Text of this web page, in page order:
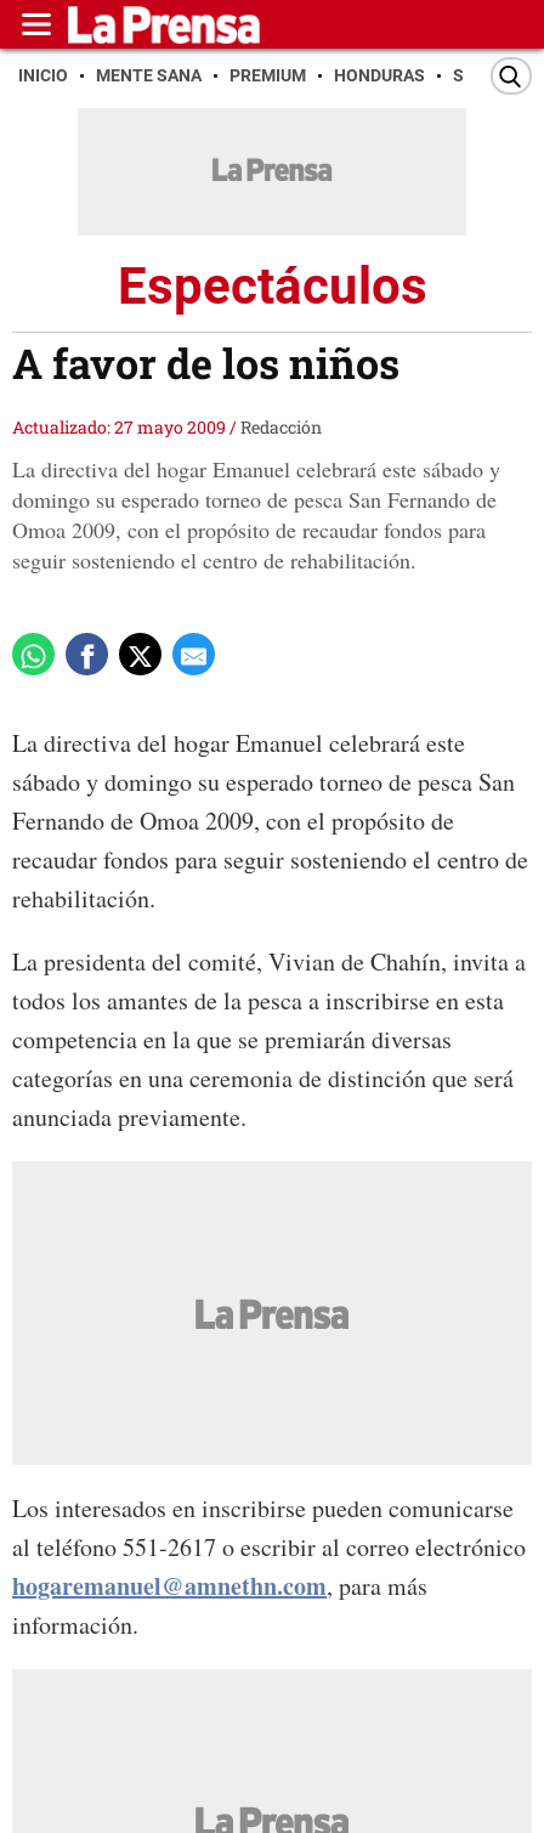
INICIO MENTE SANA PREMIUM HONDURAS SAN PEDRO
Espectáculos
A favor de los niños
Actualizado: 27 mayo 2009 /Redacción
La directiva del hogar Emanuel celebrará este sábado y
domingo su esperado torneo de pesca San Fernando de
Omoa 2009, con el propósito de recaudar fondos para
seguir sosteniendo el centro de rehabilitación.
La directiva del hogar Emanuel celebrará este
sábado y domingo su esperado torneo de pesca San
Fernando de Omoa 2009, con el propósito de
recaudar fondos para seguir sosteniendo el centro de
rehabilitación.
La presidenta del comité, Vivian de Chahín, invita a
todos los amantes de la pesca a inscribirse en esta
competencia en la que se premiarán diversas
categorías en una ceremonia de distinción que será
anunciada previamente.
Los interesados en inscribirse pueden comunicarse
al teléfono 551-2617 o escribir al correo electrónico
hogaremanuel@amnethn.com, para más
información.